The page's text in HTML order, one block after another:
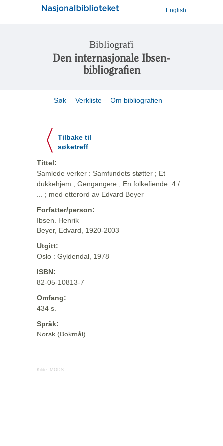
English
Bibliografi
Den internasjonale Ibsen-
bibliografien
Søk Verkliste Om bibliografien
Tilbake til
søketreff
Tittel:
Samlede verker : Samfundets støtter ; Et
dukkehjem ; Gengangere ; En folkefiende. 4 /
... ; med etterord av Edvard Beyer
Forfatter/person:
Ibsen, Henrik
Beyer, Edvard, 1920-2003
Utgitt:
Oslo : Gyldendal, 1978
ISBN:
82-05-10813-7
Omfang:
434 s.
Språk:
Norsk (Bokmål)
Kilde: MODS